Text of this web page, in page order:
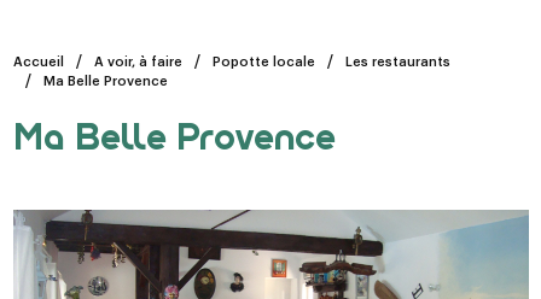
Accueil A voir, à faire Popotte locale
Les restaurants
Ma Belle Provence
Ma Belle Provence